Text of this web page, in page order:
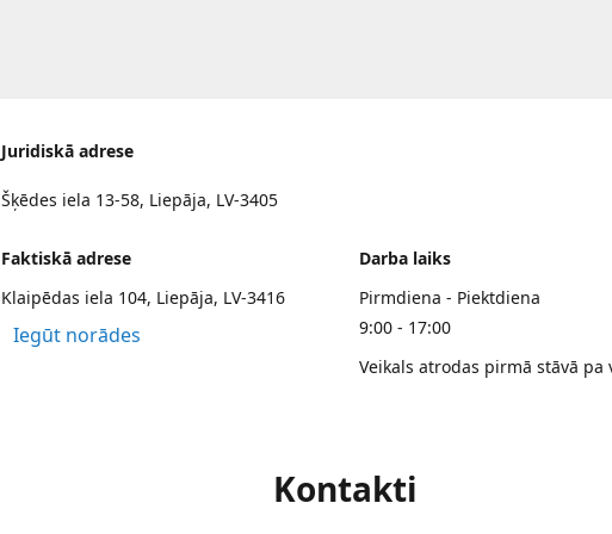
Juridiskā adrese
Šķēdes iela 13-58, Liepāja, LV-3405
Faktiskā adrese
Klaipēdas iela 104, Liepāja, LV-3416
Iegūt norādes
Darba laiks
Pirmdiena - Piektdiena
9:00 - 17:00
Veikals atrodas pirmā stāvā pa
Kontakti